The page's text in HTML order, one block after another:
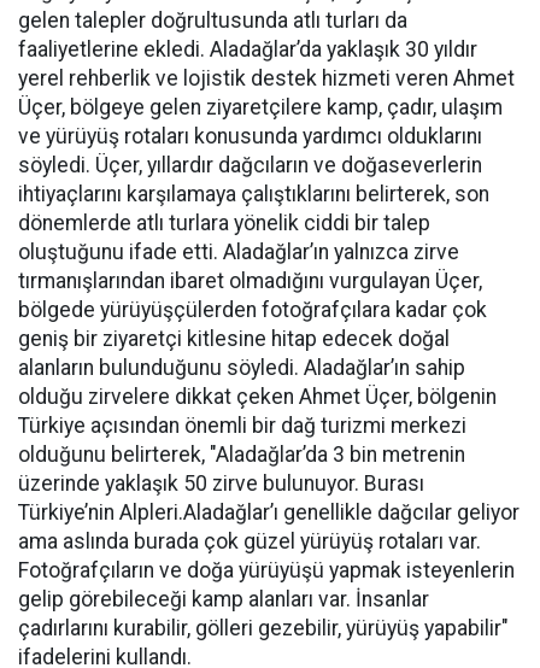
gelen talepler doğrultusunda atlı turları da
faaliyetlerine ekledi. Aladağlar’da yaklaşık 30 yıldır
yerel rehberlik ve lojistik destek hizmeti veren Ahmet
Üçer, bölgeye gelen ziyaretçilere kamp, çadır, ulaşım
ve yürüyüş rotaları konusunda yardımcı olduklarını
söyledi. Üçer, yıllardır dağcıların ve doğaseverlerin
ihtiyaçlarını karşılamaya çalıştıklarını belirterek, son
dönemlerde atlı turlara yönelik ciddi bir talep
oluştuğunu ifade etti. Aladağlar’ın yalnızca zirve
tırmanışlarından ibaret olmadığını vurgulayan Üçer,
bölgede yürüyüşçülerden fotoğrafçılara kadar çok
geniş bir ziyaretçi kitlesine hitap edecek doğal
alanların bulunduğunu söyledi. Aladağlar’ın sahip
olduğu zirvelere dikkat çeken Ahmet Üçer, bölgenin
Türkiye açısından önemli bir dağ turizmi merkezi
olduğunu belirterek, "Aladağlar’da 3 bin metrenin
üzerinde yaklaşık 50 zirve bulunuyor. Burası
Türkiye’nin Alpleri.Aladağlar’ı genellikle dağcılar geliyor
ama aslında burada çok güzel yürüyüş rotaları var.
Fotoğrafçıların ve doğa yürüyüşü yapmak isteyenlerin
gelip görebileceği kamp alanları var. İnsanlar
çadırlarını kurabilir, gölleri gezebilir, yürüyüş yapabilir"
ifadelerini kullandı.